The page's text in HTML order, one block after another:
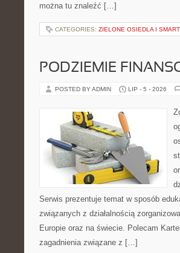
można tu znaleźć […]
CATEGORIES: ZIELONE OSIEDLA I
PODZIEMIE
POSTED BY ADMIN LIP - 5 - 2026
Serwis prezentuje temat w sposób
związanych z działalnością
Europie oraz na świecie. Polecam
zagadnienia związane z […]